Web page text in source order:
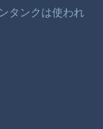
タンクは使われ